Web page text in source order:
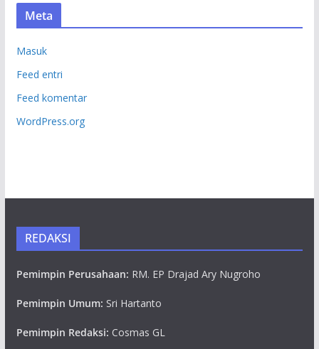
Meta
Masuk
Feed entri
Feed komentar
WordPress.org
REDAKSI
Pemimpin Perusahaan: RM. EP Drajad Ary Nugroho
Pemimpin Umum: Sri Hartanto
Pemimpin Redaksi: Cosmas GL